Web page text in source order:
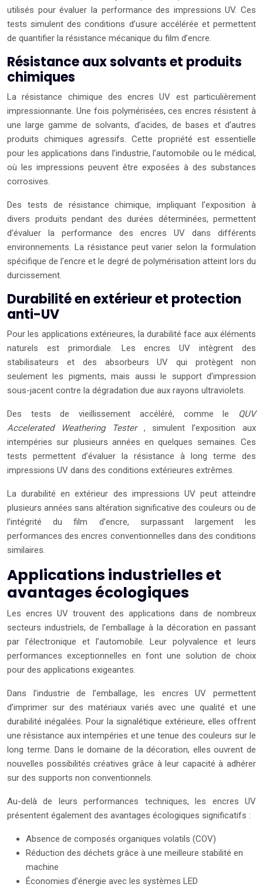
utilisés pour évaluer la performance des impressions UV. Ces
tests simulent des conditions d’usure accélérée et permettent
de quantifier la résistance mécanique du film d’encre.
Résistance aux solvants et produits
chimiques
La résistance chimique des encres UV est particulièrement
impressionnante. Une fois polymérisées, ces encres résistent à
une large gamme de solvants, d’acides, de bases et d’autres
produits chimiques agressifs. Cette propriété est essentielle
pour les applications dans l’industrie, l’automobile ou le médical,
où les impressions peuvent être exposées à des substances
corrosives.
Des tests de résistance chimique, impliquant l’exposition à
divers produits pendant des durées déterminées, permettent
d’évaluer la performance des encres UV dans différents
environnements. La résistance peut varier selon la formulation
spécifique de l’encre et le degré de polymérisation atteint lors du
durcissement.
Durabilité en extérieur et protection
anti-UV
Pour les applications extérieures, la durabilité face aux éléments
naturels est primordiale. Les encres UV intègrent des
stabilisateurs et des absorbeurs UV qui protègent non
seulement les pigments, mais aussi le support d’impression
sous-jacent contre la dégradation due aux rayons ultraviolets.
Des tests de vieillissement accéléré, comme le QUV
Accelerated Weathering Tester , simulent l’exposition aux
intempéries sur plusieurs années en quelques semaines. Ces
tests permettent d’évaluer la résistance à long terme des
impressions UV dans des conditions extérieures extrêmes.
La durabilité en extérieur des impressions UV peut atteindre
plusieurs années sans altération significative des couleurs ou de
l’intégrité du film d’encre, surpassant largement les
performances des encres conventionnelles dans des conditions
similaires.
Applications industrielles et
avantages écologiques
Les encres UV trouvent des applications dans de nombreux
secteurs industriels, de l’emballage à la décoration en passant
par l’électronique et l’automobile. Leur polyvalence et leurs
performances exceptionnelles en font une solution de choix
pour des applications exigeantes.
Dans l’industrie de l’emballage, les encres UV permettent
d’imprimer sur des matériaux variés avec une qualité et une
durabilité inégalées. Pour la signalétique extérieure, elles offrent
une résistance aux intempéries et une tenue des couleurs sur le
long terme. Dans le domaine de la décoration, elles ouvrent de
nouvelles possibilités créatives grâce à leur capacité à adhérer
sur des supports non conventionnels.
Au-delà de leurs performances techniques, les encres UV
présentent également des avantages écologiques significatifs :
Absence de composés organiques volatils (COV)
Réduction des déchets grâce à une meilleure stabilité en
machine
Économies d’énergie avec les systèmes LED